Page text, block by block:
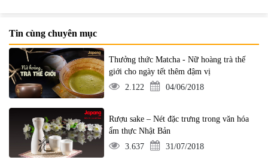
Tin cùng chuyên mục
Thưởng thức Matcha - Nữ hoàng trà thế
giới cho ngày tết thêm đậm vị
2.122
04/06/2018
Rượu sake – Nét đặc trưng trong văn hóa
ẩm thực Nhật Bản
3.637
31/07/2018